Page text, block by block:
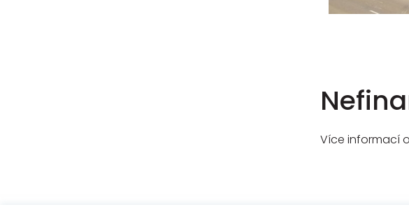
Více informací